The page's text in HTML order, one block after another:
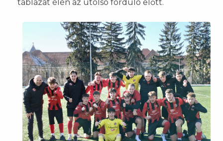
táblázat élén az utolsó forduló előtt.